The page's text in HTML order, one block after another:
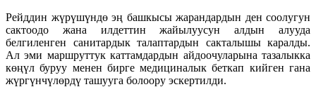
Рейддин жүрүшүндө эң башкысы жарандардын ден соолугун
сактоодо жана илдеттин жайылуусун алдын алууда
белгиленген санитардык талаптардын сакталышы каралды.
Ал эми маршруттук каттамдардын айдоочуларына тазалыкка
көңүл буруу менен бирге медициналык беткап кийген гана
жүргүнчүлөрдү ташууга болоору эскертилди.